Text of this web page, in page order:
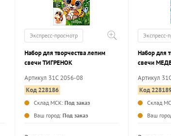
Экспресс-просмотр
Набор для творчества лепим
свечи ТИГРЕНОК
Артикул 31С 2056-08
Код 228186
Склад МСК: Под заказ
Ваш город: Под заказ
Экспресс-
Набор для
свечи
Артикул
Код
Склад
Ваш